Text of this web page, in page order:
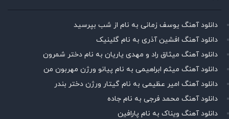
دانلود آهنگ یوسف زمانی به نام از شب بپرسید
دانلود آهنگ افشین آذری به نام گلینیک
دانلود آهنگ میثاق راد و مهدی یاریان به نام دختر شمرون
دانلود آهنگ میثم ابراهیمی به نام پیانو ورژن مهربون من
دانلود آهنگ امیر عظیمی به نام گیتار ورژن دختر بندر
دانلود آهنگ محمد فرجی به نام جاده
دانلود آهنگ ویناک به نام پارافین